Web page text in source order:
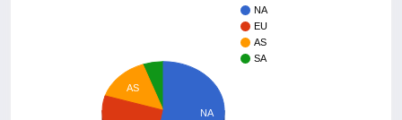
NA
EU
AS
SA
AS
NA